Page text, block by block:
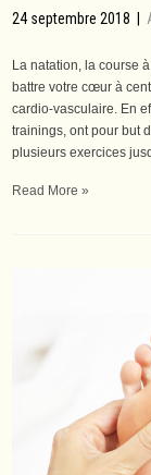
24 septembre 2018
La natation, la course
battre votre cœur à
cardio-vasculaire. En
trainings, ont pour but
plusieurs exercices
Read More »